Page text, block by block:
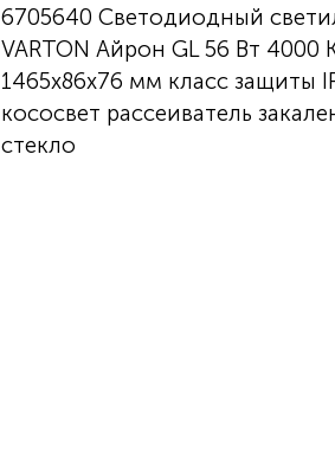
6705640 Светодиодный
VARTON Айрон GL 56 Вт 4000
1465х86х76 мм класс защиты
кососвет рассеиватель
стекло